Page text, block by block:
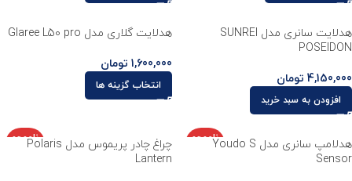
هدلایت سانری مدل SUNREI
POSEIDON
4,150,000 تومان
افزودن به سبد خرید
هدلایت گلاری مدل Glaree L50 pro
1,600,000 تومان
انتخاب گزینه ها
ناموجوهدلامپ سانری مدل Youdo S
Sensor
ناموجوچراغ چادر پریموس مدل Polaris
Lantern